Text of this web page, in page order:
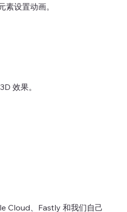
素设置动画。
效果。
Cloud、Fastly 和我们自己